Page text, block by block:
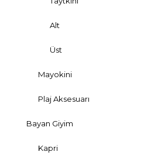
Alt
Üst
Mayokini
Plaj Aksesuarı
Bayan Giyim
Kapri